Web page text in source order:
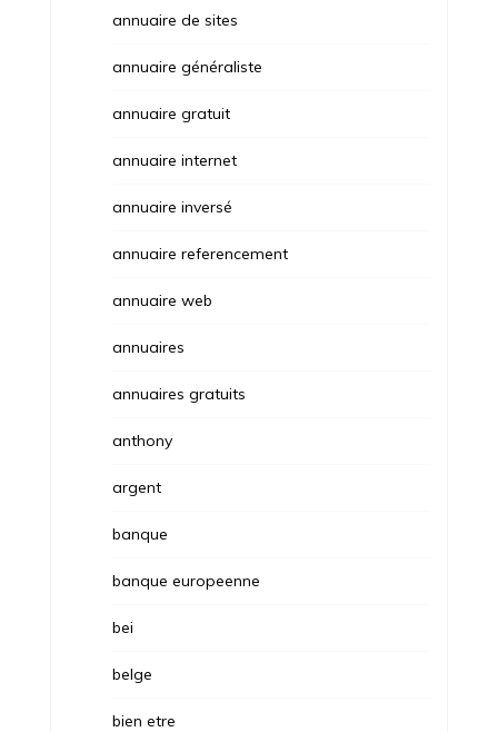
annuaire de sites
annuaire généraliste
annuaire gratuit
annuaire internet
annuaire inversé
annuaire referencement
annuaire web
annuaires
annuaires gratuits
anthony
argent
banque
banque europeenne
bei
belge
bien etre